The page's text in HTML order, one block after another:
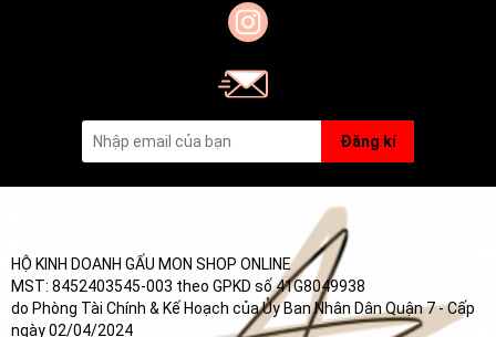
Đăng kí
HỘ KINH DOANH GẤU MON SHOP ONLINE
MST: 8452403545-003 theo GPKD số 41G8049938
do Phòng Tài Chính & Kế Hoạch của Ủy Ban Nhân Dân Quận 7 - Cấp
ngày 02/04/2024